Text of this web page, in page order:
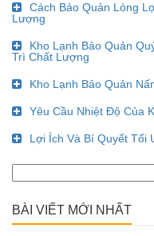
Cách Bảo Quản Lòng
Lượng
Kho Lạnh Bảo Quản
Trì Chất Lượng
Kho Lạnh Bảo Quản
Yêu Cầu Nhiệt Độ Của
Lợi Ích Và Bí Quyết Tối
kiếm
BÀI VIẾT MỚI NHẤT